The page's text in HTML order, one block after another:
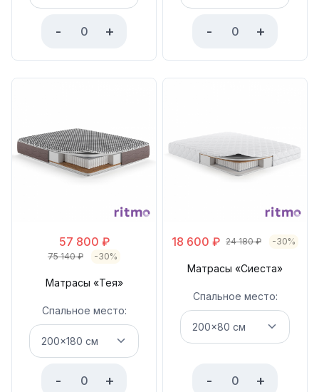
- + - +
57 800 ₽
75 140₽ -30%
Матрасы «Тея»
Спальное место:
- +
18 600 ₽ 24 180₽ -30%
Матрасы «Сиеста»
Спальное место:
- +